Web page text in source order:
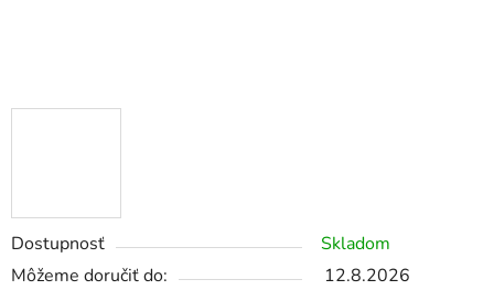
Dostupnosť
Skladom
Môžeme doručiť do:
12.8.2026